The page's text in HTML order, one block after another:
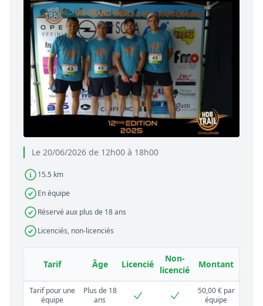
Le 20/06/2026 de 12h00 à 18h00
15.5 km
En équipe
Réservé aux plus de 18 ans
Licenciés, non-licenciés
Tarif Âge Licencié
Non-
licencié
Montant
Tarif pour une
équipe
Plus de 18
ans
50,00 € par
équipe